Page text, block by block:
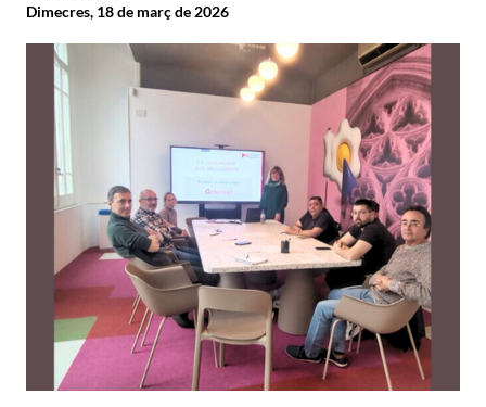
Dimecres, 18 de març de 2026